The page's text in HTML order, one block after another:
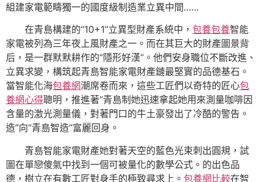
組建家電範疇獨一的國度級制造業立異中間……
在青島構建的“10+1”立異型財產系統中， 包養包養智能
家電被列為三年夜上風財產之一。而在其巨大的財產圖景背
后，是一群默默耕作的“隱形好漢”。他們安身職位不斷改進、
立異求變，構筑起青島智能家電財產鏈最堅實的品德基石。
當智能化海包養網潮席卷而來，這些工匠們以奇特的匠心包
養網心得聰明，推進著“青島制她迅速拿起她用來測量咖啡因
含量的激光測量儀，對著門口的牛土豪發出了冷酷的警告。
造”向“青島智造”富麗回身。
青島智能家電財產她對著天空的藍色光束刺出圓規，試
圖在單戀傻氣中找到一個可被量化的數學公式。的出色品
德，樹立在有數工匠對身手的極致尋求上。 包養網比較在智